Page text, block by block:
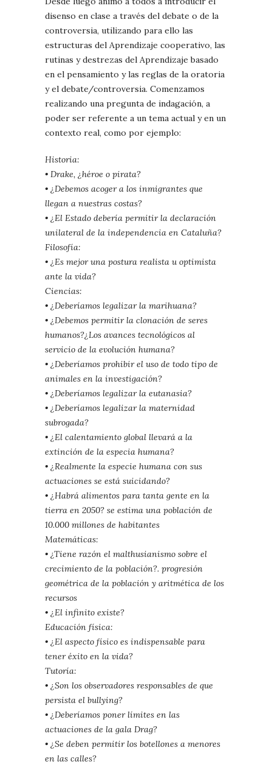
disenso en clase a través del debate o de la
controversia, utilizando para ello las
estructuras del Aprendizaje cooperativo, las
rutinas y destrezas del Aprendizaje basado
en el pensamiento y las reglas de la oratoria
y el debate/controversia. Comenzamos
realizando una pregunta de indagación, a
poder ser referente a un tema actual y en un
contexto real, como por ejemplo:
Historia:
• Drake, ¿héroe o pirata?
• ¿Debemos acoger a los inmigrantes que
llegan a nuestras costas?
• ¿El Estado debería permitir la declaración
unilateral de la independencia en Cataluña?
Filosofía:
• ¿Es mejor una postura realista u optimista
ante la vida?
Ciencias:
• ¿Deberíamos legalizar la marihuana?
• ¿Debemos permitir la clonación de seres
humanos?¿Los avances tecnológicos al
servicio de la evolución humana?
• ¿Deberíamos prohibir el uso de todo tipo de
animales en la investigación?
• ¿Deberíamos legalizar la eutanasia?
• ¿Deberíamos legalizar la maternidad
subrogada?
• ¿El calentamiento global llevará a la
extinción de la especia humana?
• ¿Realmente la especie humana con sus
actuaciones se está suicidando?
• ¿Habrá alimentos para tanta gente en la
tierra en 2050? se estima una población de
10.000 millones de habitantes
Matemáticas:
• ¿Tiene razón el malthusianismo sobre el
crecimiento de la población?. progresión
geométrica de la población y aritmética de los
recursos
• ¿El infinito existe?
Educación física:
• ¿El aspecto físico es indispensable para
tener éxito en la vida?
Tutoría:
• ¿Son los observadores responsables de que
persista el bullying?
• ¿Deberíamos poner límites en las
actuaciones de la gala Drag?
• ¿Se deben permitir los botellones a menores
en las calles?